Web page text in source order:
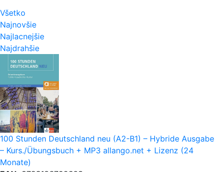
Všetko
Najnovšie
Najlacnejšie
Najdrahšie
100 Stunden Deutschland neu (A2-B1) – Hybride Ausgabe
– Kurs./Übungsbuch + MP3 allango.net + Lizenz (24
Monate)